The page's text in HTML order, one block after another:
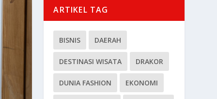
ARTIKEL TAG
BISNIS DAERAH
DESTINASI WISATA DRAKOR
DUNIA FASHION EKONOMI